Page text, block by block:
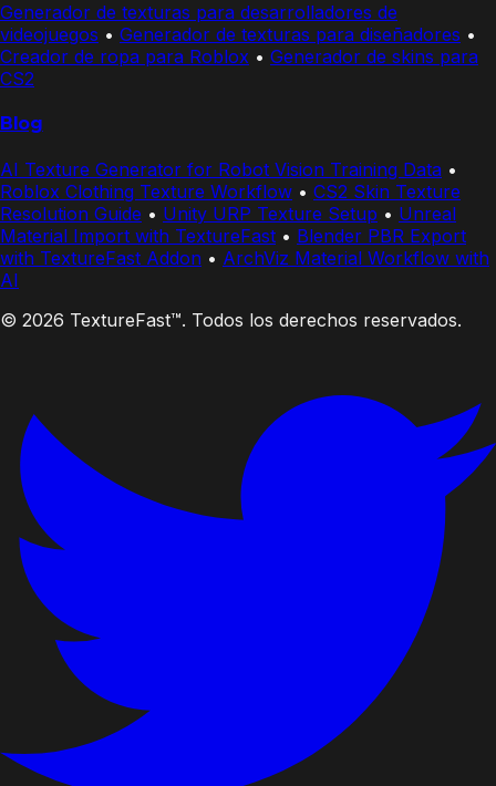
Generador de texturas para desarrolladores de
videojuegos • Generador de texturas para diseñadores •
Creador de ropa para Roblox • Generador de skins para
CS2
Blog
AI Texture Generator for Robot Vision Training Data •
Roblox Clothing Texture Workflow • CS2 Skin Texture
Resolution Guide • Unity URP Texture Setup • Unreal
Material Import with TextureFast • Blender PBR Export
with TextureFast Addon • ArchViz Material Workflow with
AI
© 2026 TextureFast™. Todos los derechos reservados.